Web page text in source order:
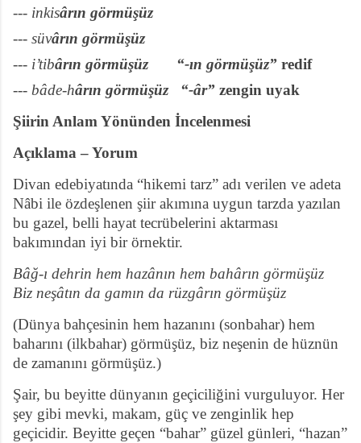
--- inkisârın görmüşüz
--- süvârın görmüşüz
--- i’tibârın görmüşüz “-ın görmüşüz” redif
--- bâde-hârın görmüşüz “-âr” zengin uyak
Şiirin Anlam Yönünden İncelenmesi
Açıklama – Yorum
Divan edebiyatında “hikemi tarz” adı verilen ve adeta
Nâbi ile özdeşlenen şiir akımına uygun tarzda yazılan
bu gazel, belli hayat tecrübelerini aktarması
bakımından iyi bir örnektir.
Bâğ-ı dehrin hem hazânın hem bahârın görmüşüz
Biz neşâtın da gamın da rüzgârın görmüşüz
(Dünya bahçesinin hem hazanını (sonbahar) hem
baharını (ilkbahar) görmüşüz, biz neşenin de hüznün
de zamanını görmüşüz.)
Şair, bu beyitte dünyanın geçiciliğini vurguluyor. Her
şey gibi mevki, makam, güç ve zenginlik hep
geçicidir. Beyitte geçen “bahar” güzel günleri, “hazan”